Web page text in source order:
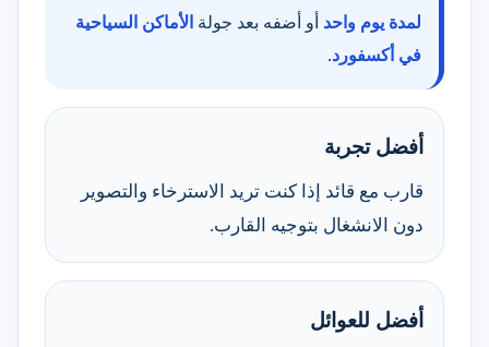
لمدة يوم واحد أو أضفه بعد جولة الأماكن السياحية
في أكسفورد.
أفضل تجربة
قارب مع قائد إذا كنت تريد الاسترخاء والتصوير
دون الانشغال بتوجيه القارب.
أفضل للعوائل